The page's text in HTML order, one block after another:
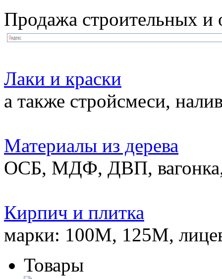
Продажа строительных и
Лаки и краски
а также стройсмеси,
Материалы из дерева
ОСБ, МДФ, ДВП,
Кирпич и плитка
марки: 100М, 125М,
Товары